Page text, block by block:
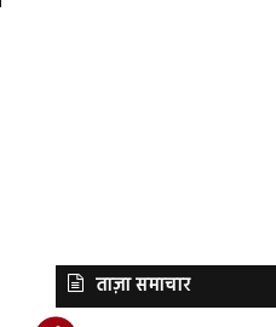
ताज़ा समाचार